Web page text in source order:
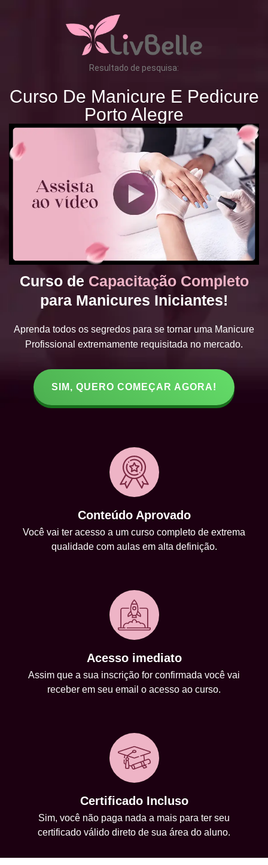
Resultado de pesquisa:
Curso De Manicure E Pedicure
Porto Alegre
Curso de Capacitação Completo
para Manicures Iniciantes!
Aprenda todos os segredos para se tornar uma Manicure
Profissional extremamente requisitada no mercado.
SIM, QUERO COMEÇAR AGORA!
Conteúdo Aprovado
Você vai ter acesso a um curso completo de extrema
qualidade com aulas em alta definição.
Acesso imediato
Assim que a sua inscrição for confirmada você vai
receber em seu email o acesso ao curso.
Certificado Incluso
Sim, você não paga nada a mais para ter seu
certificado válido direto de sua área do aluno.